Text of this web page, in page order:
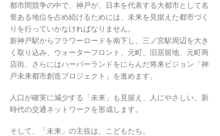
都市間競争の中で、神戸が、日本を代表する大都市として名
誉ある地位を占め続けるためには、未来を見据えた都市づく
りを行っていかなければなりません。
新神戸駅からフラワーロードを南下し、三ノ宮駅周辺を大き
く取り込み、ウォーターフロント、元町、旧居留地、元町商
店街、さらにはハーバーランドをにらんだ将来ビジョン「神
戸未来都市創造プロジェクト」を進めます。
人口が確実に減少する「未来」も見据え、人にやさしい、新
時代の交通ネットワークを形成します。
そして、「未来」の主役は、こどもたち。